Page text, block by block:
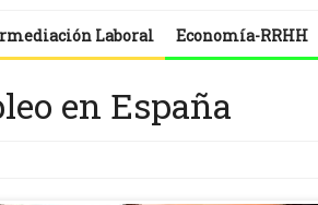
Laboral Economía-RRHH
en España